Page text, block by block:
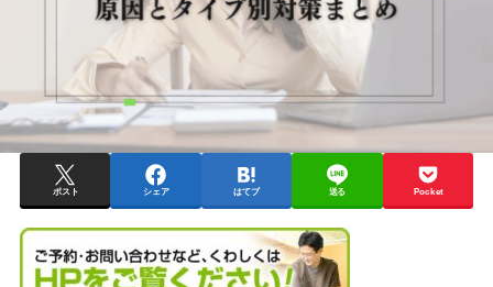
ポスト シェア はてブ 送る Pocket